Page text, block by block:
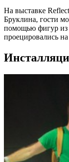
На выставке
Бруклина, гости
помощью фигур из
проецировались на